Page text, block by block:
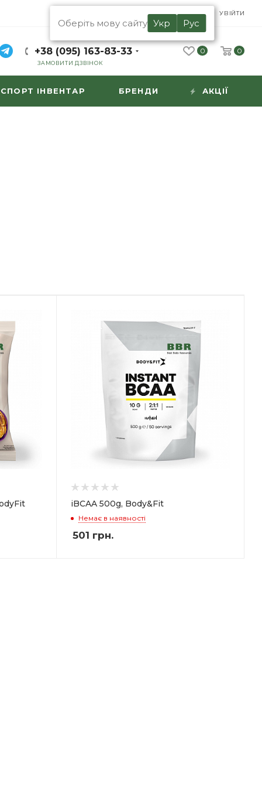
RU
Оберіть мову сайту Укр Рус
УВІЙТИ
+38 (095) 163-83-33
ЗАМОВИТИ ДЗВІНОК
0 0
СПОРТ ІНВЕНТАР БРЕНДИ АКЦІЇ
iBCAA 500g, Body&Fit
Немає в наявності
501 грн.